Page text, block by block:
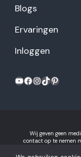
Blogs
Ervaringen
Inloggen
Wij geven geen
contact op te nemen